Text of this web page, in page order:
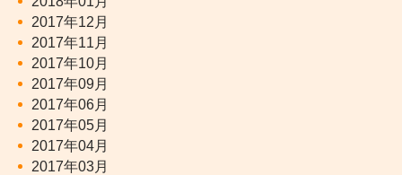
2017年12月
2017年11月
2017年10月
2017年09月
2017年06月
2017年05月
2017年04月
2017年03月